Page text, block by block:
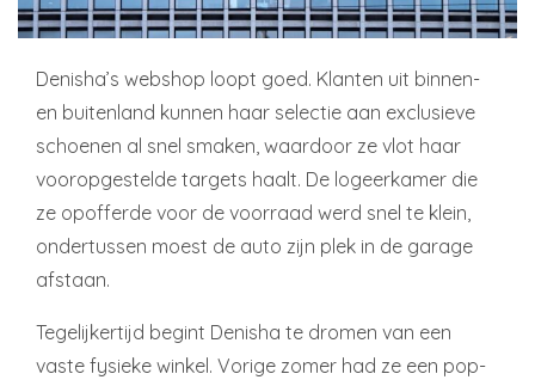
Denisha’s webshop loopt goed. Klanten uit binnen-
en buitenland kunnen haar selectie aan exclusieve
schoenen al snel smaken, waardoor ze vlot haar
vooropgestelde targets haalt. De logeerkamer die
ze opofferde voor de voorraad werd snel te klein,
ondertussen moest de auto zijn plek in de garage
afstaan.
Tegelijkertijd begint Denisha te dromen van een
vaste fysieke winkel. Vorige zomer had ze een pop-